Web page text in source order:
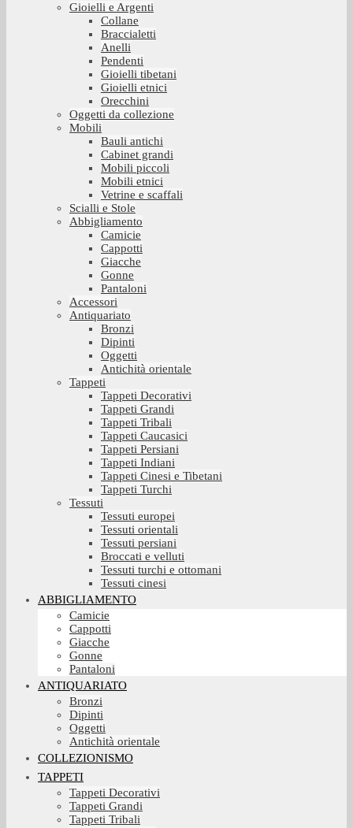
Gioielli e Argenti
Collane
Braccialetti
Anelli
Pendenti
Gioielli tibetani
Gioielli etnici
Orecchini
Oggetti da collezione
Mobili
Bauli antichi
Cabinet grandi
Mobili piccoli
Mobili etnici
Vetrine e scaffali
Scialli e Stole
Abbigliamento
Camicie
Cappotti
Giacche
Gonne
Pantaloni
Accessori
Antiquariato
Bronzi
Dipinti
Oggetti
Antichità orientale
Tappeti
Tappeti Decorativi
Tappeti Grandi
Tappeti Tribali
Tappeti Caucasici
Tappeti Persiani
Tappeti Indiani
Tappeti Cinesi e Tibetani
Tappeti Turchi
Tessuti
Tessuti europei
Tessuti orientali
Tessuti persiani
Broccati e velluti
Tessuti turchi e ottomani
Tessuti cinesi
ABBIGLIAMENTO
Camicie
Cappotti
Giacche
Gonne
Pantaloni
ANTIQUARIATO
Bronzi
Dipinti
Oggetti
Antichità orientale
COLLEZIONISMO
TAPPETI
Tappeti Decorativi
Tappeti Grandi
Tappeti Tribali